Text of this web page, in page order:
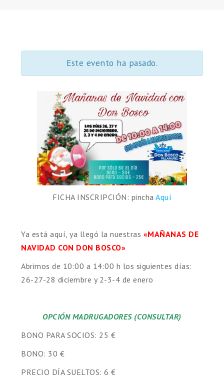
Este evento ha pasado.
FICHA INSCRIPCIÓN: pincha Aquí
Ya está aquí, ya llegó la nuestras «MAÑANAS DE
NAVIDAD CON DON BOSCO»
Abrimos de 10:00 a 14:00 h los siguientes días:
26-27-28 diciembre y 2-3-4 de enero
OPCIÓN MADRUGADORES (CONSULTAR)
BONO PARA SOCIOS: 25 €
BONO: 30 €
PRECIO DÍA SUELTOS: 6 €